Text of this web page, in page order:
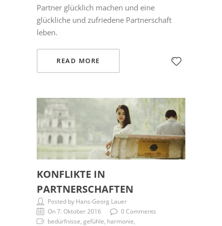
Partner glücklich machen und eine
glückliche und zufriedene Partnerschaft
leben.
READ MORE
KONFLIKTE IN
PARTNERSCHAFTEN
Posted by Hans-Georg Lauer
On 7. Oktober 2016
0 Comments
bedürfnisse, gefühle, harmonie,